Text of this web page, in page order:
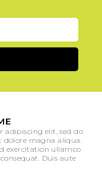
adipiscing elit, sed do
magna aliqua.
exercitation ullamco
Duis aute